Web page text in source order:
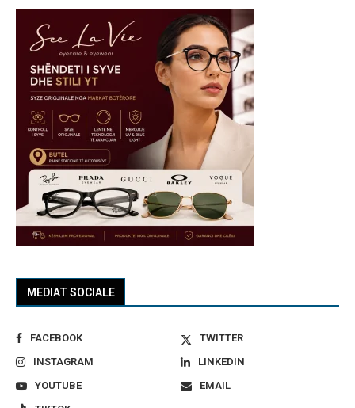
MEDIAT SOCIALE
FACEBOOK
TWITTER
INSTAGRAM
LINKEDIN
YOUTUBE
EMAIL